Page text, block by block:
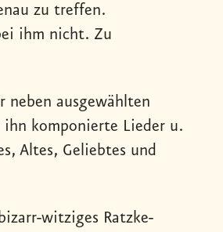
zu treffen.
ihm nicht. Zu
neben ausgewählten
komponierte Lieder u.
Altes, Geliebtes und
witziges Ratzke-